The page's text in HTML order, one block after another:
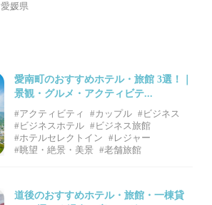
愛媛県
愛南町のおすすめホテル・旅館 3選！｜
景観・グルメ・アクティビテ...
#アクティビティ #カップル #ビジネス
#ビジネスホテル #ビジネス旅館
#ホテルセレクトイン
#レジャー
#眺望・絶景・美景 #老舗旅館
道後のおすすめホテル・旅館・一棟貸